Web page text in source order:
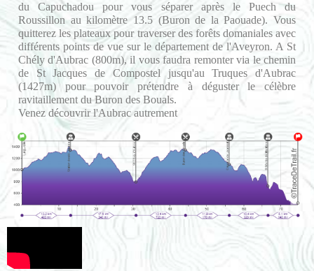
du Capuchadou pour vous séparer après le Puech du
Roussillon au kilomètre 13.5 (Buron de la Paouade). Vous
quitterez les plateaux pour traverser des forêts domaniales avec
différents points de vue sur le département de l'Aveyron. A St
Chély d'Aubrac (800m), il vous faudra remonter via le chemin
de St Jacques de Compostel jusqu'au Truques d'Aubrac
(1427m) pour pouvoir prétendre à déguster le célèbre
ravitaillement du Buron des Bouals.
Venez découvrir l'Aubrac autrement